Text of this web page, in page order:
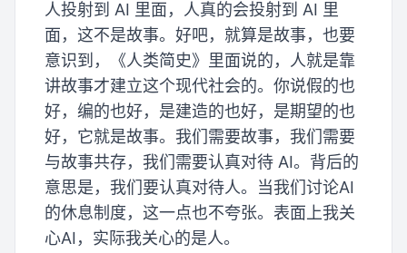
人投射到 AI 里面，人真的会投射到 AI 里
面，这不是故事。好吧，就算是故事，也要
意识到，《人类简史》里面说的，人就是靠
讲故事才建立这个现代社会的。你说假的也
好，编的也好，是建造的也好，是期望的也
好，它就是故事。我们需要故事，我们需要
与故事共存，我们需要认真对待 AI。背后的
意思是，我们要认真对待人。当我们讨论AI
的休息制度，这一点也不夸张。表面上我关
心AI，实际我关心的是人。